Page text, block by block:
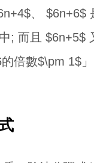
、
; 而且 $6n+5$
倍數$\pm 1$」